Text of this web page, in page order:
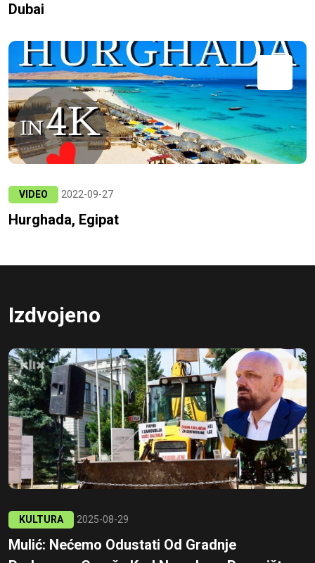
Dubai
VIDEO 2022-09-27
Hurghada, Egipat
Izdvojeno
KULTURA 2025-08-29
Mulić: Nećemo Odustati Od Gradnje